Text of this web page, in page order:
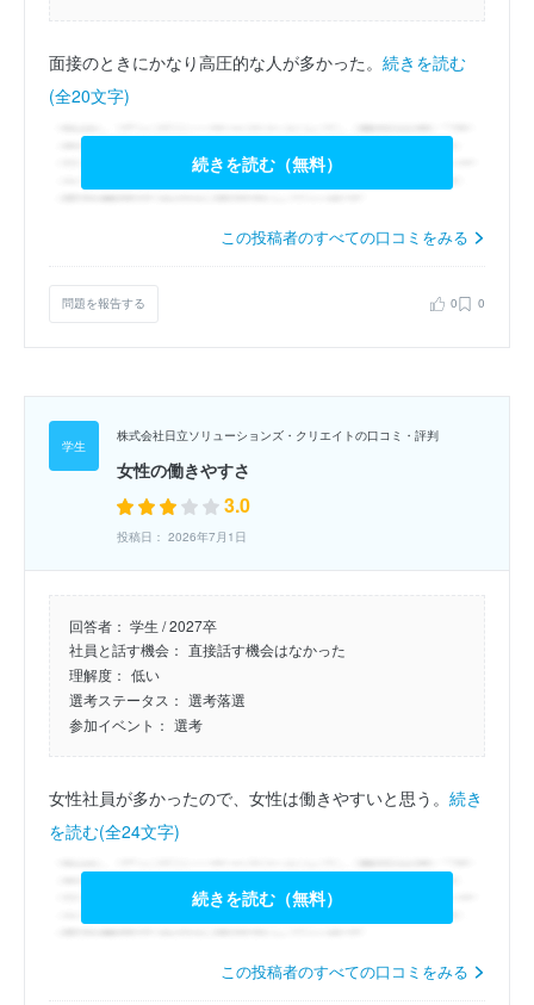
面接のときにかなり高圧的な人が多かった。 続きを読む
(全20文字)
続きを読む（無料）
この投稿者のすべての口コミをみる
問題を報告する 0 0
株式会社日立ソリューションズ・クリエイトの口コミ・評判
女性の働きやすさ
3.0
投稿日： 2026年7月1日
回答者： 学生 / 2027卒
社員と話す機会： 直接話す機会はなかった
理解度： 低い
選考ステータス： 選考落選
参加イベント： 選考
女性社員が多かったので、女性は働きやすいと思う。 続き
を読む(全24文字)
続きを読む（無料）
この投稿者のすべての口コミをみる